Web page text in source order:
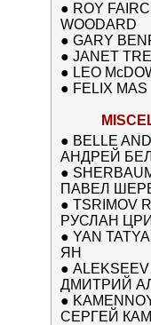
● ROY
WOODARD
● GARY
● JANET
● LEO
● FELIX MAS
● BELLE
АНДРЕЙ
●
ПАВЕЛ
● TSRIMOV
РУСЛАН
● YAN
ЯН
●
ДМИТРИЙ
●
СЕРГЕЙ